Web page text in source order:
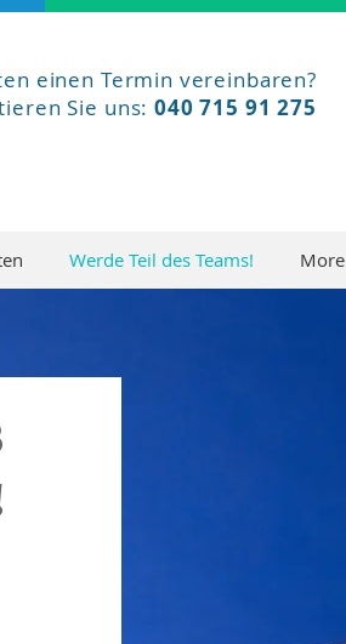
einen Termin vereinbaren?
Sie uns:040 715 91 275
Werde Teil des Teams! More